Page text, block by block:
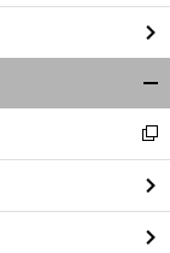
閉
る
新
し
い
ウ
ィ